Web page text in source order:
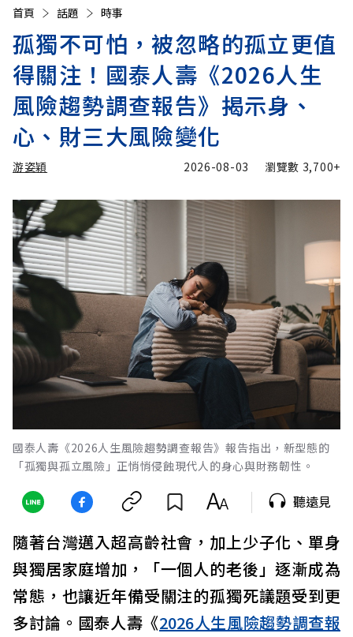
首頁 話題 時事
孤獨不可怕，被忽略的孤立更值
得關注！國泰人壽《2026人生
風險趨勢調查報告》揭示身、
心、財三大風險變化
游姿穎 2026-08-03 瀏覽數 3,700+
國泰人壽《2026人生風險趨勢調查報告》報告指出，新型態的
「孤獨與孤立風險」正悄悄侵蝕現代人的身心與財務韌性。
聽遠見
隨著台灣邁入超高齡社會，加上少子化、單身
與獨居家庭增加，「一個人的老後」逐漸成為
常態，也讓近年備受關注的孤獨死議題受到更
多討論。國泰人壽《2026人生風險趨勢調查報